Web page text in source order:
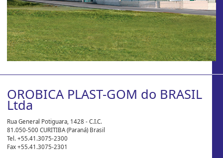
OROBICA PLAST-GOM do BRASIL
Ltda
Rua General Potiguara, 1428 - C.I.C.
81.050-500 CURITIBA (Paraná) Brasil
Tel. +55.41.3075-2300
Fax +55.41.3075-2301